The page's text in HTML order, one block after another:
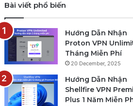
Bài viết phổ biến
Hướng Dẫn Nhận
Proton VPN
Tháng Miễn Phí
20 December, 2025
Hướng Dẫn Nhận
Shellfire VPN
Plus 1 Năm Miễn